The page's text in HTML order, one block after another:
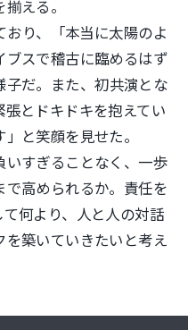
える。
おり、「本当に太陽のよ
ブスで稽古に臨めるはず
子だ。また、初共演とな
張とドキドキを抱えてい
と笑顔を見せた。
すぎることなく、 一歩
高められるか。 責任を
何より、
人と人の対話
を築いていきたいと考え